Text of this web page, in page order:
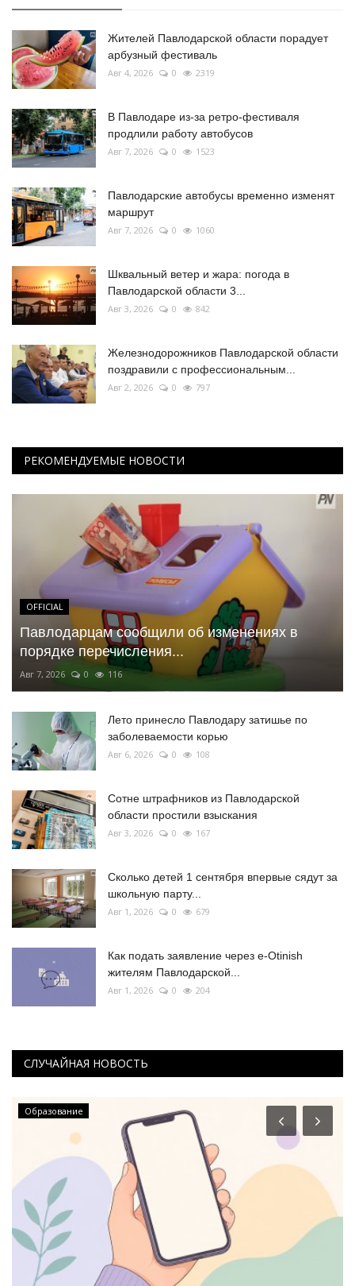
Жителей Павлодарской области порадует
арбузный фестиваль
Авг 4, 2026 0 2319
В Павлодаре из-за ретро-фестиваля
продлили работу автобусов
Авг 7, 2026 0 1523
Павлодарские автобусы временно изменят
маршрут
Авг 7, 2026 0 1060
Шквальный ветер и жара: погода в
Павлодарской области 3...
Авг 3, 2026 0 842
Железнодорожников Павлодарской области
поздравили с профессиональным...
Авг 2, 2026 0 797
РЕКОМЕНДУЕМЫЕ НОВОСТИ
OFFICIAL
Павлодарцам сообщили об изменениях в
порядке перечисления...
Авг 7, 2026 0 116
Лето принесло Павлодару затишье по
заболеваемости корью
Авг 6, 2026 0 108
Сотне штрафников из Павлодарской
области простили взыскания
Авг 3, 2026 0 167
Сколько детей 1 сентября впервые сядут за
школьную парту...
Авг 1, 2026 0 679
Как подать заявление через e-Otinish
жителям Павлодарской...
Авг 1, 2026 0 204
СЛУЧАЙНАЯ НОВОСТЬ
Образование